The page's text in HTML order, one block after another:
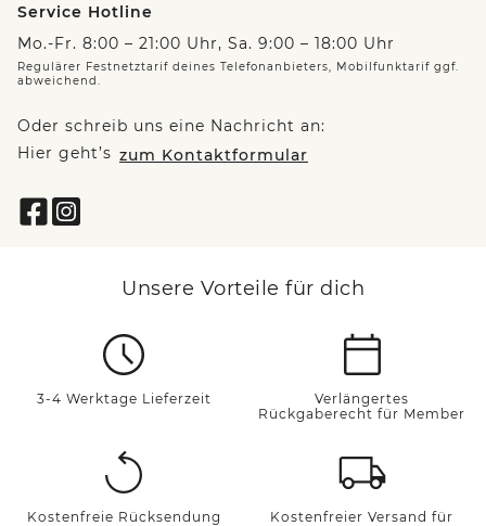
Service Hotline
Mo.-Fr. 8:00 – 21:00 Uhr, Sa. 9:00 – 18:00 Uhr
Regulärer Festnetztarif deines Telefonanbieters, Mobilfunktarif ggf.
abweichend.
Oder schreib uns eine Nachricht an:
Hier geht’s zum Kontaktformular
Unsere Vorteile für dich
3-4 Werktage Lieferzeit
Verlängertes
Rückgaberecht für Member
Kostenfreie Rücksendung
Kostenfreier Versand für